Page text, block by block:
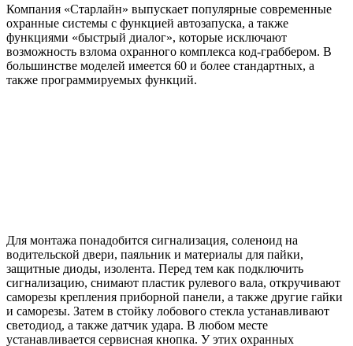
Компания «Старлайн» выпускает популярные современные
охранные системы с функцией автозапуска, а также
функциями «быстрый диалог», которые исключают
возможность взлома охранного комплекса код-граббером. В
большинстве моделей имеется 60 и более стандартных, а
также программируемых функций.
Для монтажа понадобится сигнализация, соленоид на
водительской двери, паяльник и материалы для пайки,
защитные диоды, изолента. Перед тем как подключить
сигнализацию, снимают пластик рулевого вала, откручивают
саморезы крепления приборной панели, а также другие гайки
и саморезы. Затем в стойку лобового стекла устанавливают
светодиод, а также датчик удара. В любом месте
устанавливается сервисная кнопка. У этих охранных